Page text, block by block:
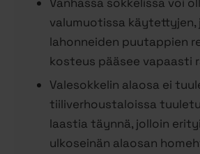
valumuotissa käytettyjen,
lahonneiden puutappien
kosteus pääsee vapaasti
Valesokkelin alaosa ei
tiiliverhoustaloissa
laastia täynnä, jolloin
ulkoseinän alaosan